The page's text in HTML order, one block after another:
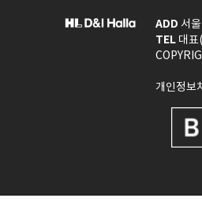
ADD 서
TEL대표
개인정보